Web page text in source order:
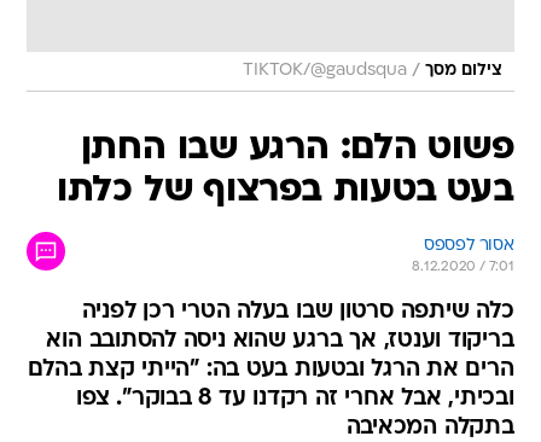
צילום מסך /
TIKTOK/@gaudsqua
פשוט הלם: הרגע שבו החתן
בעט בטעות בפרצוף של כלתו
אסור לפספס
8.12.2020 / 7:01
כלה שיתפה סרטון שבו בעלה הטרי רכן לפניה
בריקוד וענטז, אך ברגע שהוא ניסה להסתובב הוא
הרים את הרגל ובטעות בעט בה: "הייתי קצת בהלם
ובכיתי, אבל אחרי זה רקדנו עד 8 בבוקר". צפו
בתקלה המכאיבה